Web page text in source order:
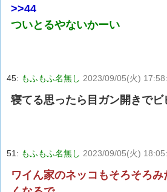
>>44
ついとるやないかーい
45: もふもふ名無し 2023/09/05(火)
寝てる思ったら目ガン開きでビ
51: もふもふ名無し 2023/09/05(火)
ワイん家のネッコもそろそろ